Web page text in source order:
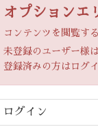
オプションエ
コンテンツを閲覧す
未登録のユーザー様
登録済みの方はログ
ログイン